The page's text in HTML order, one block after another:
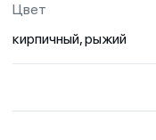
Цвет
кирпичный, рыжий